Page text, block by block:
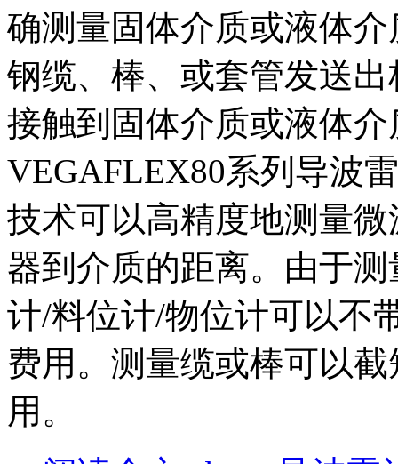
确测量固体介质或液体
钢缆、棒、或套管发送
接触到固体介质或液体
VEGAFLEX80系列导波
技术可以高精度地测量
器到介质的距离。由于
计/料位计/物位计可以不
费用。测量缆或棒可以
用。